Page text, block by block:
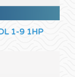
1-9 1HP